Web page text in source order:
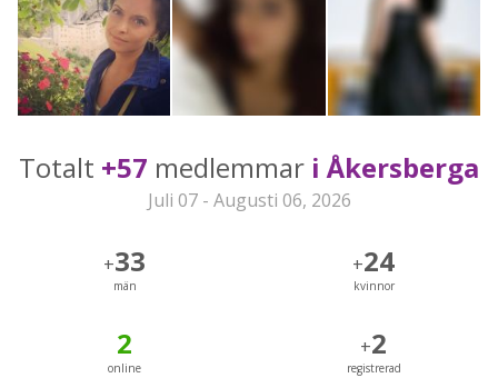
Totalt +57 medlemmar i Åkersberga
Juli 07 - Augusti 06, 2026
+33
män
+24
kvinnor
2
online
+2
registrerad